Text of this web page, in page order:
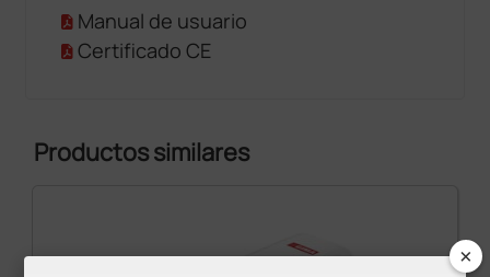
Manual de usuario
Certificado CE
Productos similares
×